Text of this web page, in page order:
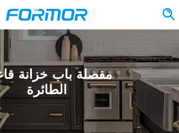
مفصلة باب خزانة
الطائرة